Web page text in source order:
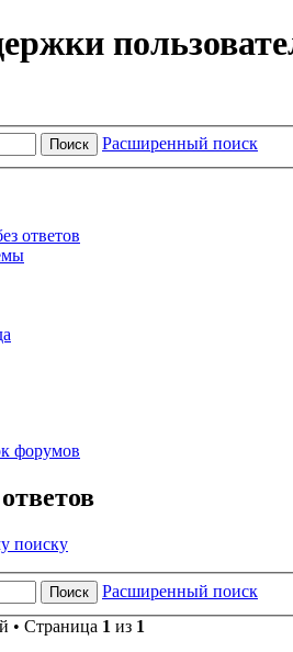
Поиск Расширенный поиск
ответов
форумов
поиску
Поиск
Расширенный поиск
• Страница 1 из 1